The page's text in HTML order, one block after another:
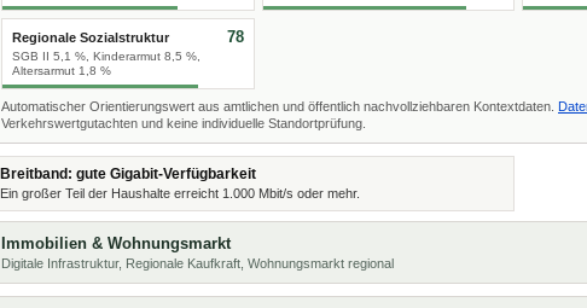
Regionale Sozialstruktur
SGB II 5,1 %, Kinderarmut 8,5 %,
Altersarmut 1,8 %
78
Automatischer Orientierungswert aus amtlichen und öffentlich nachvollziehbaren Kontextdaten.
Verkehrswertgutachten und keine individuelle Standortprüfung.
Breitband: gute Gigabit-Verfügbarkeit
Ein großer Teil der Haushalte erreicht 1.000 Mbit/s oder mehr.
Immobilien & Wohnungsmarkt
Digitale Infrastruktur, Regionale Kaufkraft, Wohnungsmarkt regional